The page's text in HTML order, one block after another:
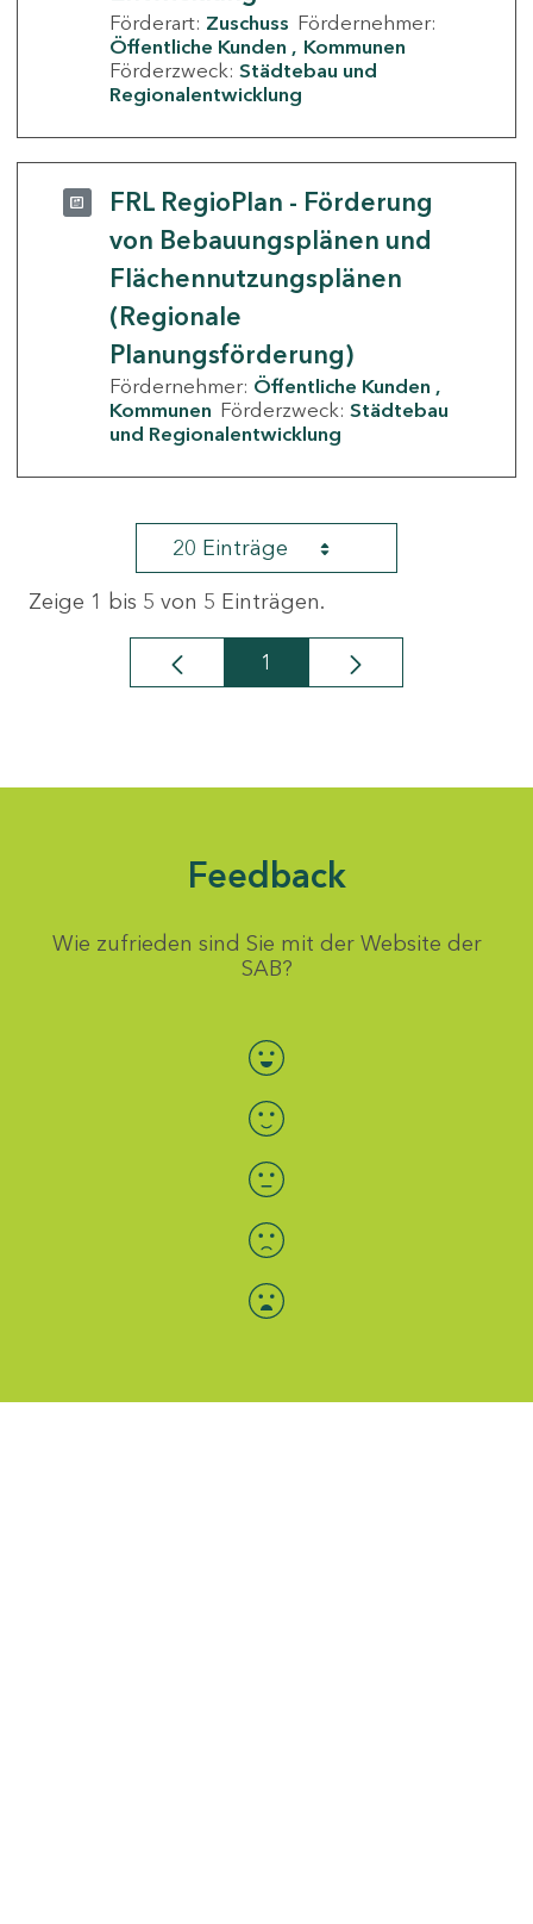
Förderart: Zuschuss Fördernehmer:
Öffentliche Kunden
Kommunen
Förderzweck: Städtebau und
Regionalentwicklung
FRL RegioPlan - Förderung
von Bebauungsplänen und
Flächennutzungsplänen
(Regionale
Planungsförderung)
Fördernehmer: Öffentliche Kunden
Kommunen Förderzweck: Städtebau
und Regionalentwicklung
20 Einträge
Zeige 1 bis 5 von 5 Einträgen.
Seite
1
Feedback
Wie zufrieden sind Sie mit der Website der
SAB?
Bewertung auswählen